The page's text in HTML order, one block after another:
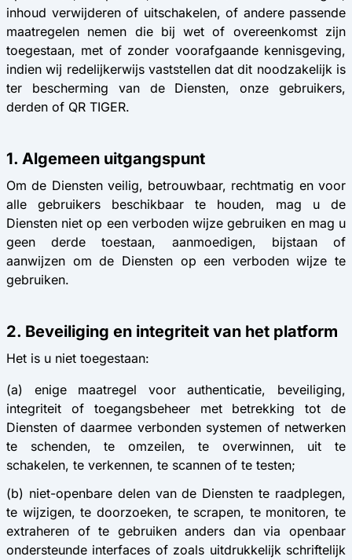
inhoud verwijderen of uitschakelen, of andere passende
maatregelen nemen die bij wet of overeenkomst zijn
toegestaan, met of zonder voorafgaande kennisgeving,
indien wij redelijkerwijs vaststellen dat dit noodzakelijk is
ter bescherming van de Diensten, onze gebruikers,
derden of QR TIGER.
1. Algemeen uitgangspunt
Om de Diensten veilig, betrouwbaar, rechtmatig en voor
alle gebruikers beschikbaar te houden, mag u de
Diensten niet op een verboden wijze gebruiken en mag u
geen derde toestaan, aanmoedigen, bijstaan of
aanwijzen om de Diensten op een verboden wijze te
gebruiken.
2. Beveiliging en integriteit van het platform
Het is u niet toegestaan:
(a) enige maatregel voor authenticatie, beveiliging,
integriteit of toegangsbeheer met betrekking tot de
Diensten of daarmee verbonden systemen of netwerken
te schenden, te omzeilen, te overwinnen, uit te
schakelen, te verkennen, te scannen of te testen;
(b) niet-openbare delen van de Diensten te raadplegen,
te wijzigen, te doorzoeken, te scrapen, te monitoren, te
extraheren of te gebruiken anders dan via openbaar
ondersteunde interfaces of zoals uitdrukkelijk schriftelijk